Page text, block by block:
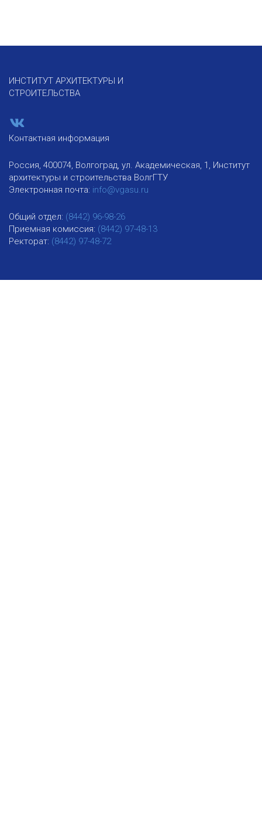
ИНСТИТУТ АРХИТЕКТУРЫ И
СТРОИТЕЛЬСТВА
Контактная информация
Россия, 400074, Волгоград, ул. Академическая, 1, Институт
архитектуры и строительства ВолгГТУ
Электронная почта: info@vgasu.ru
Общий отдел: (8442) 96-98-26
Приемная комиссия: (8442) 97-48-13
Ректорат: (8442) 97-48-72